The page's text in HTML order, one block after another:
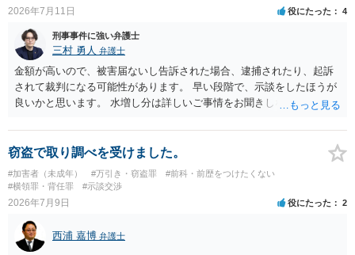
2026年7月11日 役にたった 4
刑事事件に強い弁護士
三村 勇人 弁護士
金額が高いので、被害届ないし告訴された場合、逮捕されたり、起訴
されて裁判になる可能性があります。 早い段階で、示談をしたほうが
良いかと思います。 水増し分は詳しいご事情をお聞きしなければお答
窃盗で取り調べを受けました。
#加害者（未成年） #万引き・窃盗罪
#前科・前歴をつけたくない
#横領罪・背任罪
#示談交渉
2026年7月9日 役にたった 2
西浦 嘉博 弁護士